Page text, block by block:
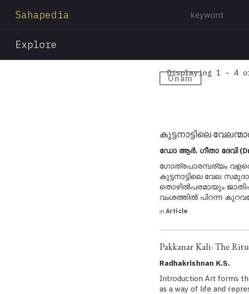
Sahapedia
Explore
Onam
Displaying 1 - 4
കുട്ടനാട്ടിലെ
ഡോ ആർ. ഗീതാ ദേവി (Dr
ഗോത്രപാരമ്പര്യം
കുട്ടനാട്ടിലെ വേല
തൊഴില്‍പരമായും
വംശത്തില്‍ പിറന്ന
in Article
Pakkanar Kali: The
Radhakrishnan K.S.
Introduction Art forms
as a way of life and